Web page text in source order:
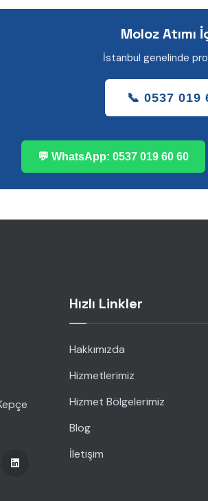
Moloz
İstanbul genelinde
📞 0537 019
💬 WhatsApp: 0537 019 60 60
Hızlı Linkler
Hakkımızda
Hizmetlerimiz
Hizmet Bölgelerimiz
Blog
İletişim